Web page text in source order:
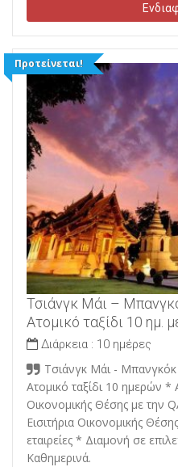
Προτείνεται!
Τσιάνγκ Μάι –
Ατομικό ταξίδι 10 ημ.
Διάρκεια : 10 ημέρες
Τσιάνγκ Μάι -
Ατομικό ταξίδι 10 ημερών *
Οικονομικής Θέσης με την
Εισιτήρια Οικονομικής
εταιρείες * Διαμονή σε
Καθημερινά.